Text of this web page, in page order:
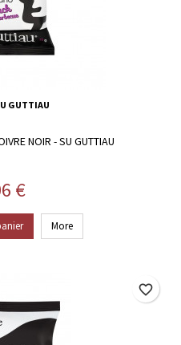
GUTTIAU
NOIR - SU GUTTIAU
€
More
favorite_border